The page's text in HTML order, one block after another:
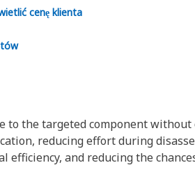
cenę klienta
the targeted component without
reducing effort during
and reducing the